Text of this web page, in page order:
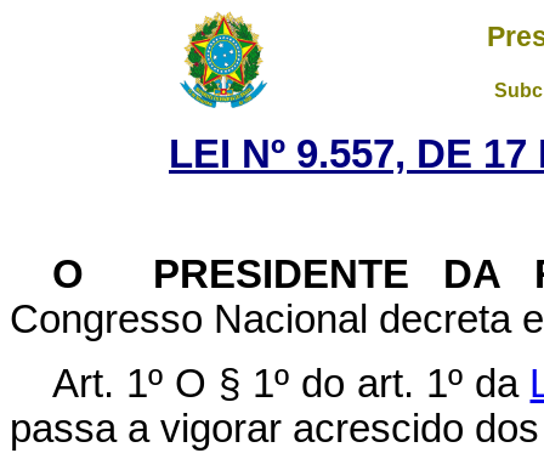
LEI Nº 9.557, DE
O PRESIDENTE DA
Congresso Nacional decreta
Art. 1º O § 1º do art. 1º da
passa a vigorar acrescido